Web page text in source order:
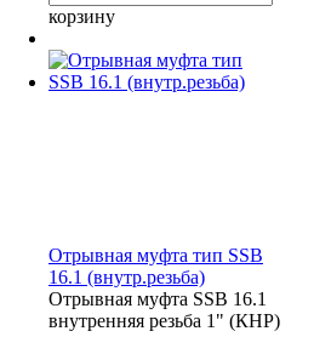
корзину
Отрывная муфта тип SSB
16.1 (внутр.резьба)
Отрывная муфта SSB 16.1
внутренняя резьба 1" (КНР)